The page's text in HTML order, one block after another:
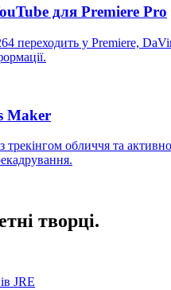
для Premiere Pro
переходить у Premiere,
Maker
трекінгом обличчя та
творці.
JRE